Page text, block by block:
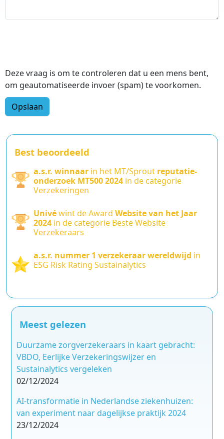
Deze vraag is om te controleren dat u een mens bent,
om geautomatiseerde invoer (spam) te voorkomen.
Best beoordeeld
a.s.r. winnaar in het MT/Sprout reputatie-
onderzoek MT500 2024 in de categorie
Verzekeringen
Univéwint de Award Website van het Jaar
2024 in de categorie Beste Website
Verzekeraars
a.s.r. nummer 1 verzekeraar wereldwijd in
ESG Risk Rating Sustainalytics
Meest gelezen
Duurzame zorgverzekeraars in kaart gebracht:
VBDO, Eerlijke Verzekeringswijzer en
Sustainalytics vergeleken
02/12/2024
AI-transformatie in Nederlandse ziekenhuizen:
van experiment naar dagelijkse praktijk 2024
23/12/2024